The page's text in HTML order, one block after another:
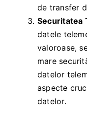
de transfer
Securitatea
datele
valoroase,
mare
datelor
aspecte
datelor.